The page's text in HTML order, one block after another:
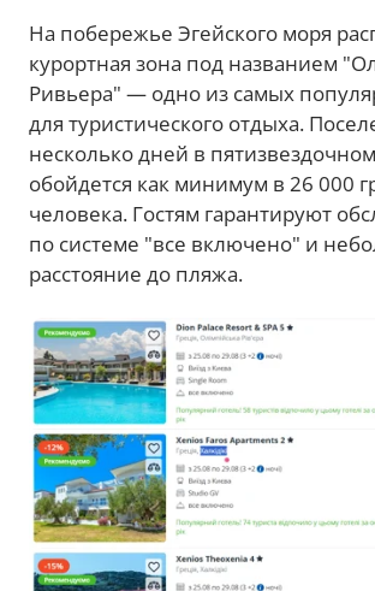
На побережье Эгейского моря
курортная зона под названием
Ривьера" — одно из самых
для туристического отдыха.
несколько дней в
обойдется как минимум в 26 000
человека. Гостям гарантируют
по системе "все включено" и
расстояние до пляжа.